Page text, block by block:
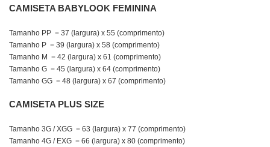
CAMISETA BABYLOOK FEMININA
Tamanho PP = 37 (largura) x 55 (comprimento)
Tamanho P = 39 (largura) x 58 (comprimento)
Tamanho M = 42 (largura) x 61 (comprimento)
Tamanho G = 45 (largura) x 64 (comprimento)
Tamanho GG = 48 (largura) x 67 (comprimento)
CAMISETA PLUS SIZE
Tamanho 3G / XGG = 63 (largura) x 77 (comprimento)
Tamanho 4G / EXG = 66 (largura) x 80 (comprimento)